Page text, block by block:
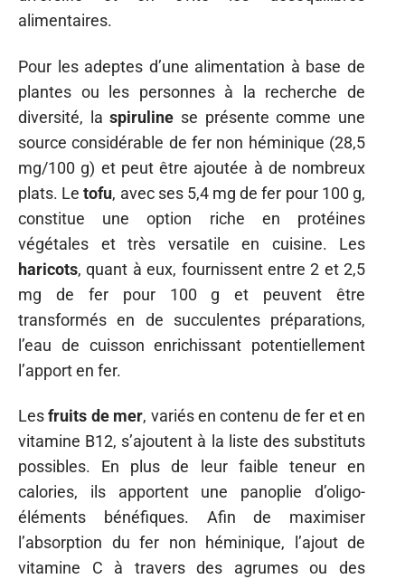
alimentaires.
Pour les adeptes d’une alimentation à base de
plantes ou les personnes à la recherche de
diversité, laspiruline se présente comme une
source considérable de fer non héminique (28,5
mg/100 g) et peut être ajoutée à de nombreux
plats. Letofu, avec ses 5,4 mg de fer pour 100 g,
constitue une option riche en protéines
végétales et très versatile en cuisine. Les
haricots, quant à eux, fournissent entre 2 et 2,5
mg de fer pour 100 g et peuvent être
transformés en de succulentes préparations,
l’eau de cuisson enrichissant potentiellement
l’apport en fer.
Lesfruits de mer, variés en contenu de fer et en
vitamine B12, s’ajoutent à la liste des substituts
possibles. En plus de leur faible teneur en
calories, ils apportent une panoplie d’oligo-
éléments bénéfiques. Afin de maximiser
l’absorption du fer non héminique, l’ajout de
vitamine C à travers des agrumes ou des